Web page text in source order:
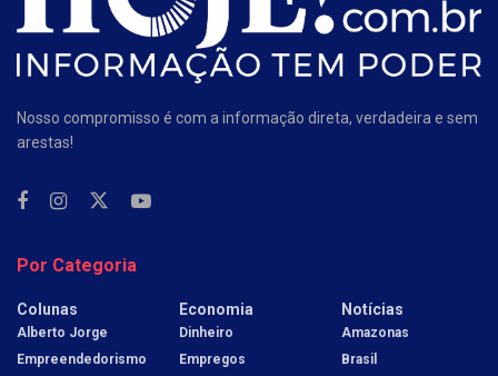
Nosso compromisso é com a informação direta, verdadeira e sem
arestas!
Por Categoria
Colunas
Alberto Jorge
Empreendedorismo
Economia
Dinheiro
Empregos
Notícias
Amazonas
Brasil